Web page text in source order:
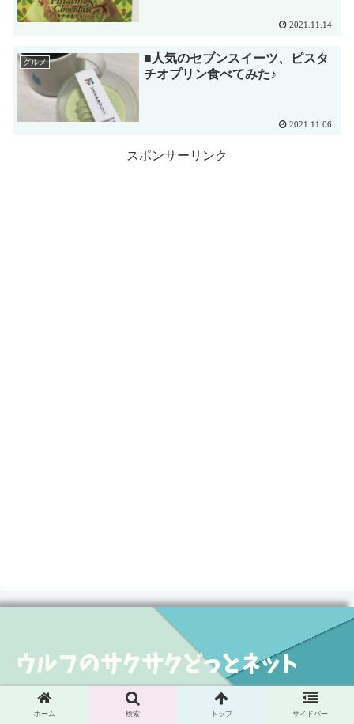
2021.11.14
グルメ
■人気のセブンスイーツ、ピスタ
チオプリン食べてみた♪
2021.11.06
スポンサーリンク
ホーム 検索 トップ サイドバー